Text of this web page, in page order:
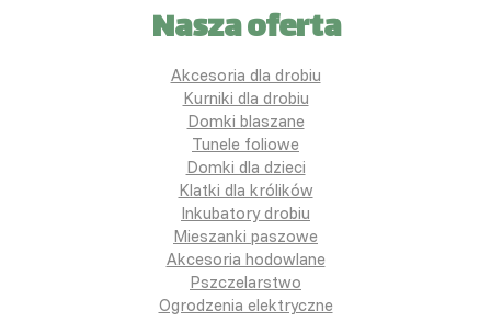
Nasza oferta
Akcesoria dla drobiu
Kurniki dla drobiu
Domki blaszane
Tunele foliowe
Domki dla dzieci
Klatki dla królików
Inkubatory drobiu
Mieszanki paszowe
Akcesoria hodowlane
Pszczelarstwo
Ogrodzenia elektryczne